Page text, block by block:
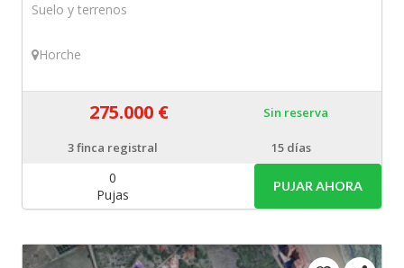
Suelo y terrenos
Horche
275.000 € Sin reserva
3finca registral 15 días
0
Pujas
PUJAR AHORA